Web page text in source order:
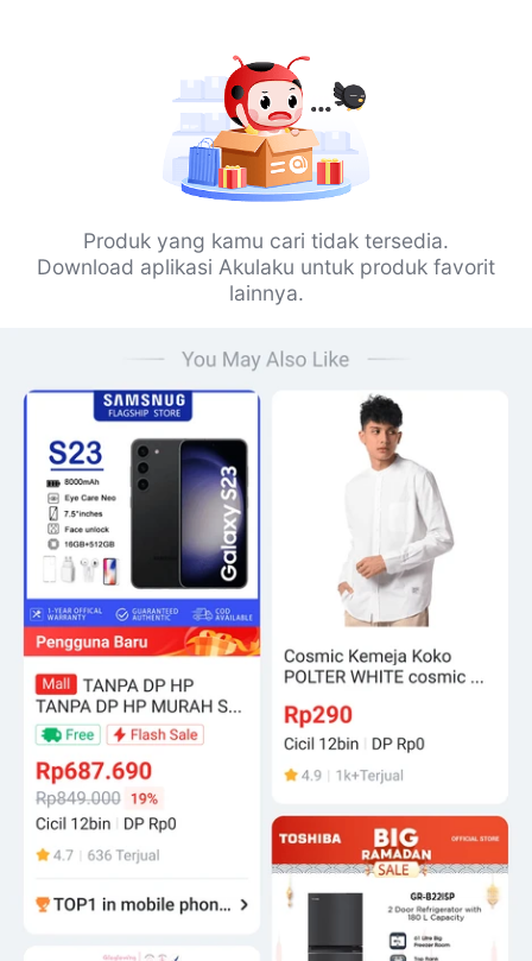
Produk yang kamu cari tidak tersedia.
Download aplikasi Akulaku untuk produk favorit
lainnya.